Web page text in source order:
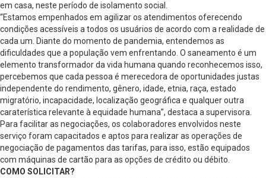
em casa, neste período de isolamento social.
“Estamos empenhados em agilizar os atendimentos oferecendo
condições acessíveis a todos os usuários de acordo com a realidade de
cada um. Diante do momento de pandemia, entendemos as
dificuldades que a população vem enfrentando. O saneamento é um
elemento transformador da vida humana quando reconhecemos isso,
percebemos que cada pessoa é merecedora de oportunidades justas
independente do rendimento, gênero, idade, etnia, raça, estado
migratório, incapacidade, localização geográfica e qualquer outra
caraterística relevante à equidade humana”, destaca a supervisora.
Para facilitar as negociações, os colaboradores envolvidos neste
serviço foram capacitados e aptos para realizar as operações de
negociação de pagamentos das tarifas, para isso, estão equipados
com máquinas de cartão para as opções de crédito ou débito.
COMO SOLICITAR?